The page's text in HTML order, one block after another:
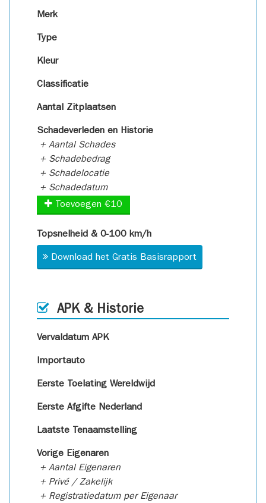
Merk
Type
Kleur
Classificatie
Aantal Zitplaatsen
Schadeverleden en Historie
+ Aantal Schades
+ Schadebedrag
+ Schadelocatie
+ Schadedatum
Toevoegen €10
Topsnelheid & 0-100 km/h
Download het Gratis Basisrapport
APK & Historie
Vervaldatum APK
Importauto
Eerste Toelating Wereldwijd
Eerste Afgifte Nederland
Laatste Tenaamstelling
Vorige Eigenaren
+ Aantal Eigenaren
+ Privé / Zakelijk
+ Registratiedatum per Eigenaar